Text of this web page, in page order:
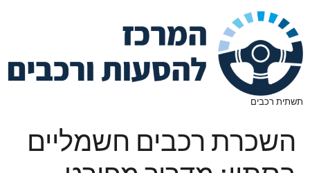
תשתית רכבים
השכרת רכבים חשמליים